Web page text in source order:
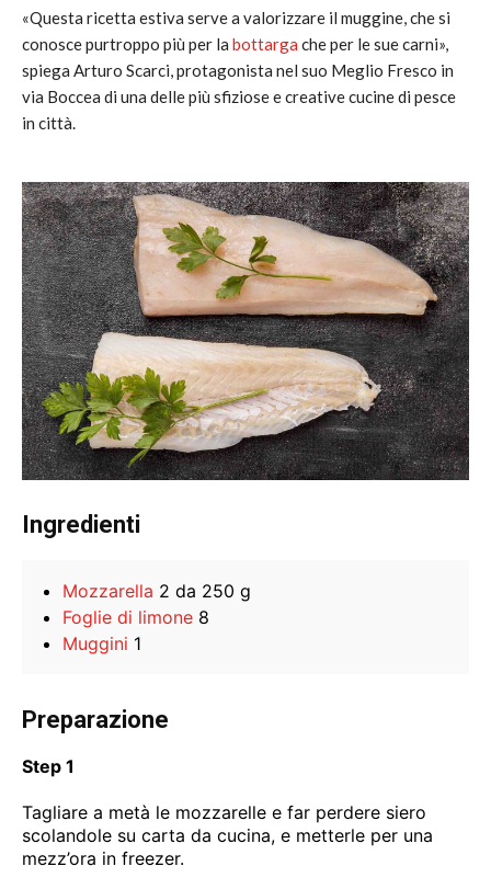
«Questa ricetta estiva serve a valorizzare il muggine, che si
conosce purtroppo più per la bottarga che per le sue carni»,
spiega Arturo Scarci, protagonista nel suo Meglio Fresco in
via Boccea di una delle più sfiziose e creative cucine di pesce
in città.
Ingredienti
Mozzarella 2 da 250 g
Foglie di limone 8
Muggini 1
Preparazione
Step 1
Tagliare a metà le mozzarelle e far perdere siero
scolandole su carta da cucina, e metterle per una
mezz’ora in freezer.